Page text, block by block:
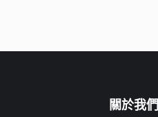
關於我們